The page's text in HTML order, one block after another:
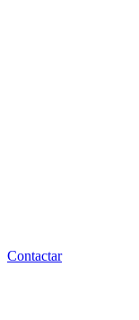
Contactar